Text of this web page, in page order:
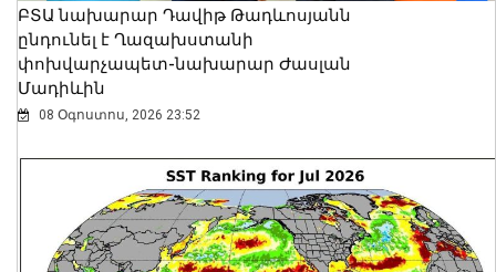
ԲՏԱ նախարար Դավիթ Թադևոսյանն
ընդունել է Ղազախստանի
փոխվարչապետ-նախարար Ժասլան
Մադիևին
08 Օգոստոս, 2026 23:52